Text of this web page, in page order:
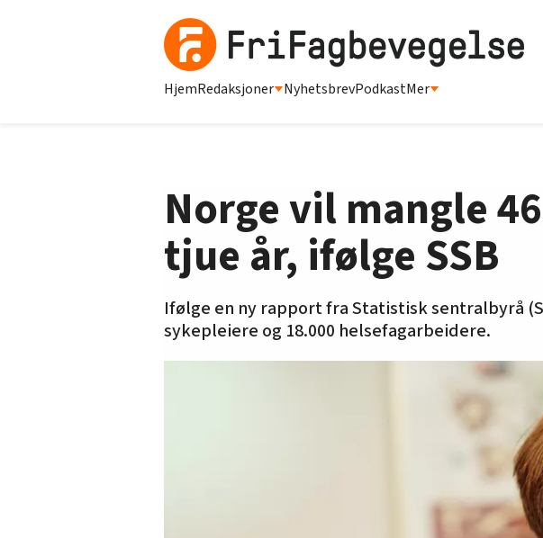
HjemRedaksjoner NyhetsbrevPodkastMer
Norge vil mangle
tjue år, ifølge SSB
Ifølge en ny rapport fra Statistisk sentralbyrå
sykepleiere og 18.000 helsefagarbeidere.